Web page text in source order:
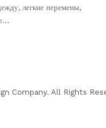
легкие перемены,
…
Company. All Rights